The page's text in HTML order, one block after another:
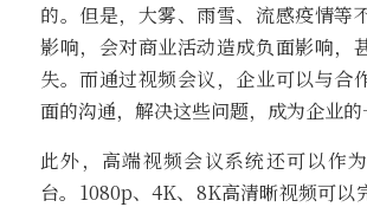
的。但是，大雾、雨雪、流感疫情等
影响，会对商业活动造成负面影响，
失。而通过视频会议，企业可以与合
面的沟通，解决这些问题，成为企业的
此外，高端视频会议系统还可以作
台。1080p、4K、8K高清晰视频可以